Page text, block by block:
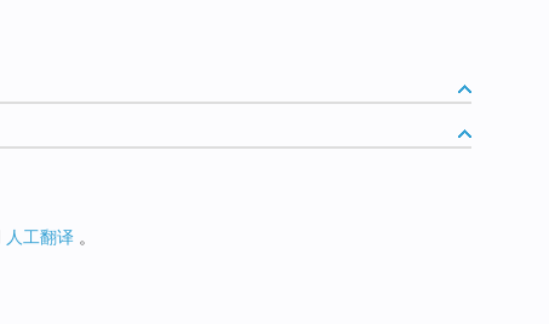
人工翻译 。